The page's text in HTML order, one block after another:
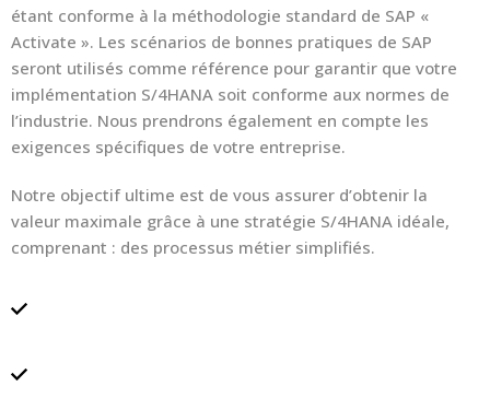
étant conforme à la méthodologie standard de SAP «
Activate ». Les scénarios de bonnes pratiques de SAP
seront utilisés comme référence pour garantir que votre
implémentation S/4HANA soit conforme aux normes de
l’industrie. Nous prendrons également en compte les
exigences spécifiques de votre entreprise.
Notre objectif ultime est de vous assurer d’obtenir la
valeur maximale grâce à une stratégie S/4HANA idéale,
comprenant : des processus métier simplifiés.